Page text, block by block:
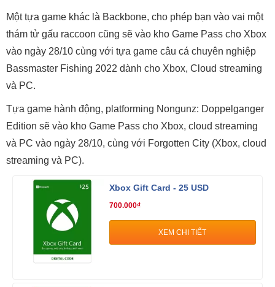
Một tựa game khác là Backbone, cho phép bạn vào vai một
thám tử gấu raccoon cũng sẽ vào kho Game Pass cho Xbox
vào ngày 28/10 cùng với tựa game câu cá chuyên nghiệp
Bassmaster Fishing 2022 dành cho Xbox, Cloud streaming
và PC.
Tựa game hành động, platforming Nongunz: Doppelganger
Edition sẽ vào kho Game Pass cho Xbox, cloud streaming
và PC vào ngày 28/10, cùng với Forgotten City (Xbox, cloud
streaming và PC).
Xbox Gift Card - 25 USD
700.000₫
XEM CHI TIẾT